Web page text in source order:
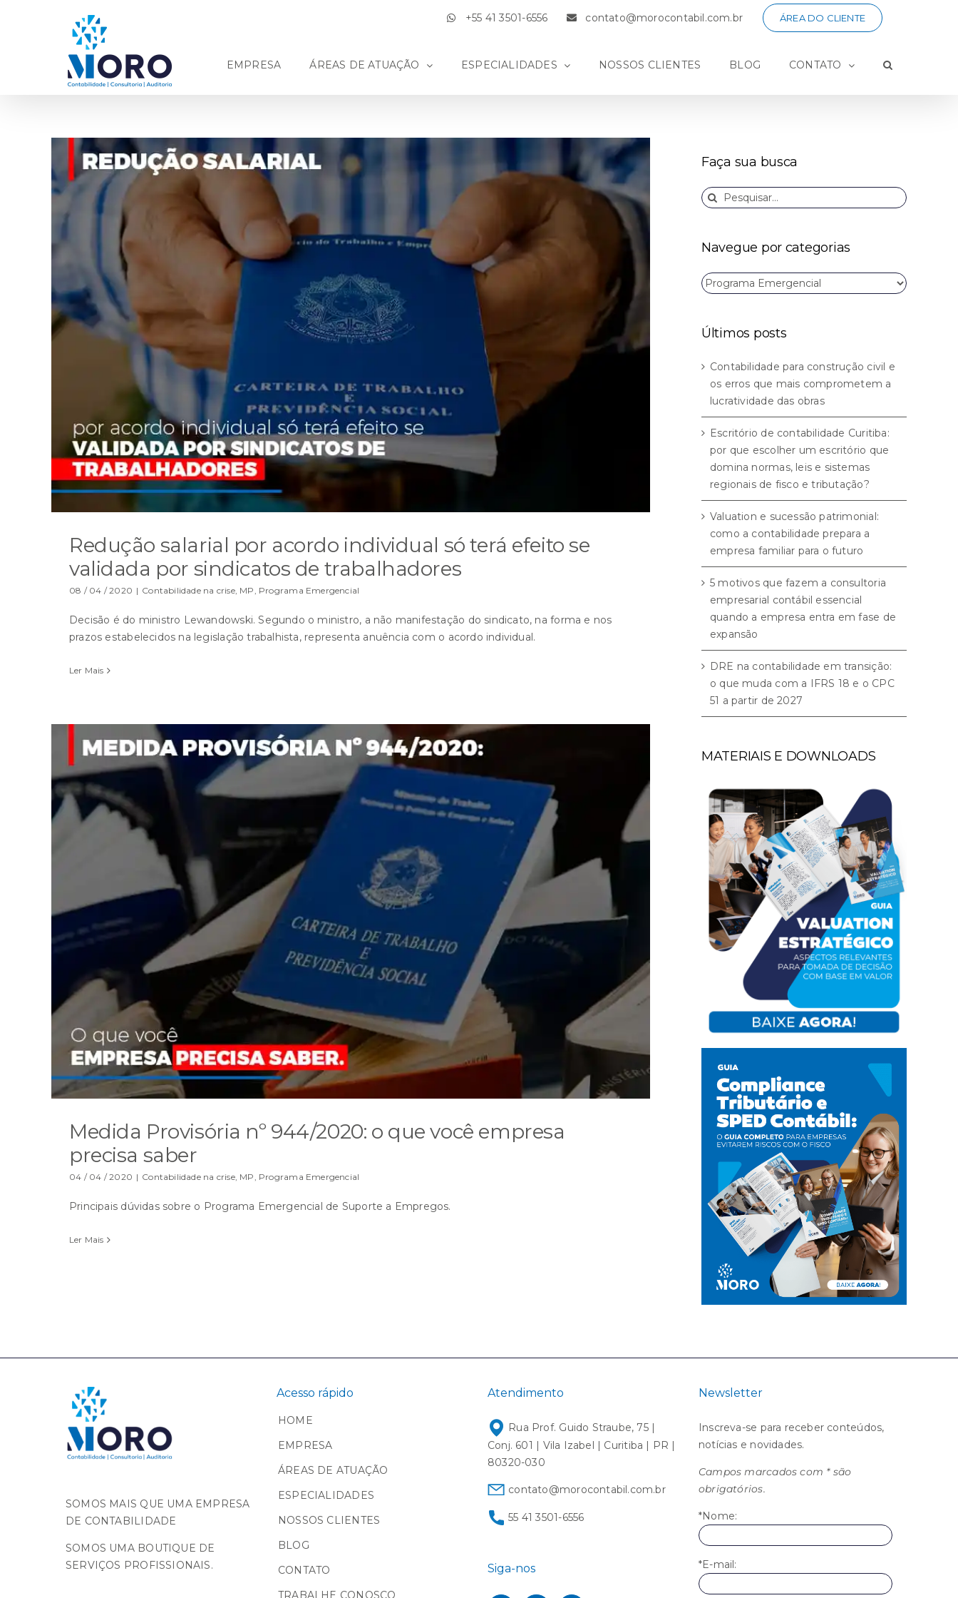
+55 41 3501-6556 contato@morocontabil.com.br ÁREA DO CLIENTE
EMPRESA ÁREAS DE ATUAÇÃO ESPECIALIDADES NOSSOS CLIENTES BLOG CONTATO
Redução salarial por acordo individual só terá efeito se
validada por sindicatos de trabalhadores
08 / 04 / 2020 | Contabilidade na crise, MP, Programa Emergencial
Decisão é do ministro Lewandowski. Segundo o ministro, a não manifestação do sindicato, na forma e nos
prazos estabelecidos na legislação trabalhista, representa anuência com o acordo individual.
Ler Mais
Medida Provisória nº 944/2020: o que você empresa
precisa saber
04 / 04 / 2020 | Contabilidade na crise, MP, Programa Emergencial
Principais dúvidas sobre o Programa Emergencial de Suporte a Empregos.
Ler Mais
Faça sua busca
Buscar
resultados
Navegue por categorias
Navegue
por
Últimos posts
Contabilidade para construção civil e
os erros que mais comprometem a
lucratividade das obras
Escritório de contabilidade Curitiba:
por que escolher um escritório que
domina normas, leis e sistemas
regionais de fisco e tributação?
Valuation e sucessão patrimonial:
como a contabilidade prepara a
empresa familiar para o futuro
5 motivos que fazem a consultoria
empresarial contábil essencial
quando a empresa entra em fase de
expansão
DRE na contabilidade em transição:
o que muda com a IFRS 18 e o CPC
51 a partir de 2027
MATERIAIS E DOWNLOADS
SOMOS MAIS QUE UMA EMPRESA
DE CONTABILIDADE
SOMOS UMA BOUTIQUE DE
SERVIÇOS PROFISSIONAIS.
Acesso rápido
HOME
EMPRESA
ÁREAS DE ATUAÇÃO
ESPECIALIDADES
NOSSOS CLIENTES
BLOG
CONTATO
TRABALHE CONOSCO
Atendimento
Rua Prof. Guido Straube, 75 |
Conj. 601 | Vila Izabel | Curitiba | PR |
80320-030
contato@morocontabil.com.br
55 41 3501-6556
Siga-nos
Newsletter
Inscreva-se para receber conteúdos,
notícias e novidades.
Campos marcados com * são
obrigatórios.
*Nome:
*E-mail: